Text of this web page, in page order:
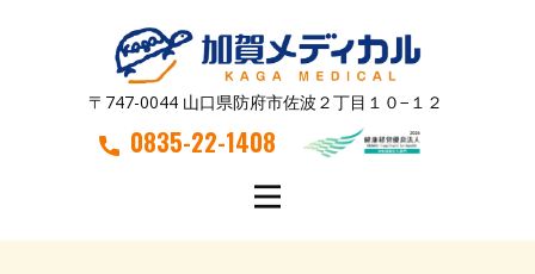
〒747-0044 山口県防府市佐波２丁目１０−１２
0835-22-1408